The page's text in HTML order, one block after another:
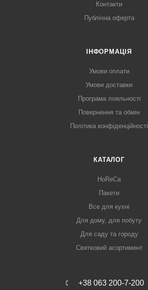
Контакти
Публічна оферта
ІНФОРМАЦІЯ
Умови оплати
Умови доставки
Програма лояльності
Повернення та обмін
Політика конфіденційності
КАТАЛОГ
HoReCa
Пакети
Все для кухні
Для дому, для побуту
Для саду та городу
Святковий асортимент
+38 063 200-7-200